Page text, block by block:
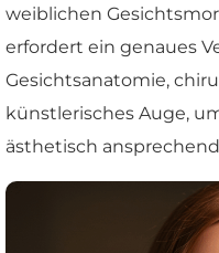
weiblichen
erfordert ein genaues
Gesichtsanatomie,
künstlerisches Auge,
ästhetisch